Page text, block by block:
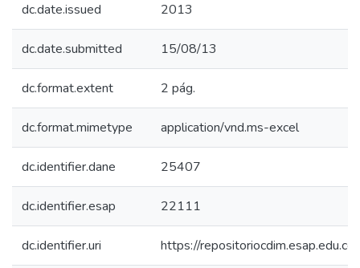
dc.date.issued 2013
dc.date.submitted 15/08/13
dc.format.extent 2 pág.
dc.format.mimetype application/vnd.ms-excel
dc.identifier.dane 25407
dc.identifier.esap 22111
dc.identifier.uri https://